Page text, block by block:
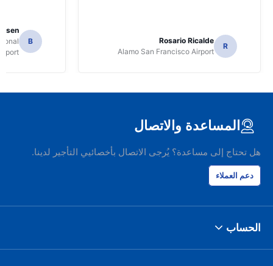
R
Rosario Ricalde
Alamo San Francisco Airport
B
المساعدة والاتصال
هل تحتاج إلى مساعدة؟ يُرجى الاتصال بأخصائيي التأجير لدينا.
دعم العملاء
الحساب